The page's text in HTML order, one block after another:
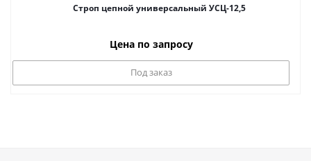
Строп цепной универсальный УСЦ-12,5
Цена по запросу
Под заказ